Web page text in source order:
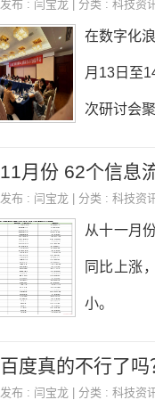
发布 : 闫宝龙 | 分类 : 科技资
在数字化
月13日至
次研讨会
州市新迈
11月份 62个信息
发布 : 闫宝龙 | 分类 : 科技资
从十一月
同比上涨
小。
百度真的不行了吗
发布 : 闫宝龙 | 分类 : 科技资